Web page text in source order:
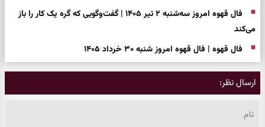
فال قهوه امروز سه‌شنبه ۲ تیر ۱۴۰۵ | گفت‌وگویی که گره یک کار را باز
می‌کند
فال قهوه | فال قهوه امروز شنبه ۳۰ خرداد ۱۴۰۵
ارسال نظر: